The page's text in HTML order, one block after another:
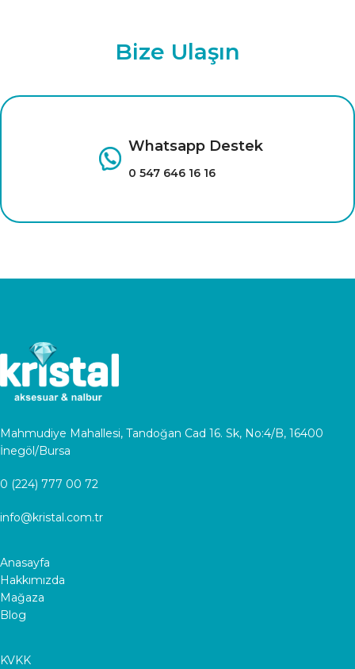
Bize Ulaşın
Whatsapp Destek
0 547 646 16 16
Mahmudiye Mahallesi, Tandoğan Cad 16. Sk, No:4/B, 16400
İnegöl/Bursa
0 (224) 777 00 72
info@kristal.com.tr
Anasayfa
Hakkımızda
Mağaza
Blog
KVKK